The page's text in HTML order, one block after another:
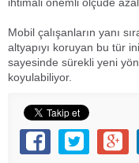
Mobil çalışanların yanı
altyapıyı koruyan bu tür
sayesinde sürekli yeni
koyulabiliyor.